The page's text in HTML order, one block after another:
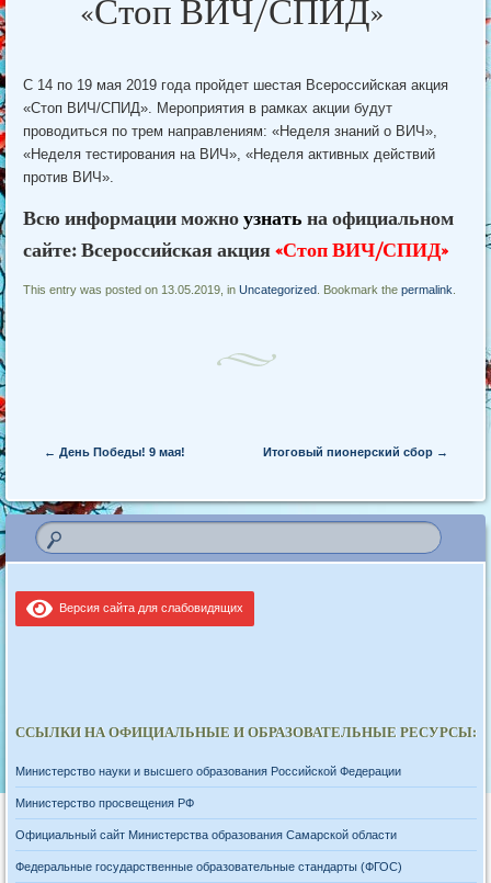
«Стоп ВИЧ/СПИД»
С 14 по 19 мая 2019 года пройдет шестая Всероссийская акция
«Стоп ВИЧ/СПИД». Мероприятия в рамках акции будут
проводиться по трем направлениям: «Неделя знаний о ВИЧ»,
«Неделя тестирования на ВИЧ», «Неделя активных действий
против ВИЧ».
Всю информации можноузнатьна официальном
сайте: Всероссийская акция«Стоп ВИЧ/СПИД»
This entry was posted on 13.05.2019, inUncategorized . Bookmark thepermalink
Post navigation
← День Победы! 9 мая! Итоговый пионерский сбор →
Версия сайта для слабовидящих
ССЫЛКИ НА ОФИЦИАЛЬНЫЕ И ОБРАЗОВАТЕЛЬНЫЕ РЕСУРСЫ:
Министерство науки и высшего образования Российской Федерации
Министерство просвещения РФ
Официальный сайт Министерства образования Самарской области
Федеральные государственные образовательные стандарты (ФГОС)